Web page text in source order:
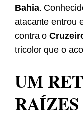
Bahia.
atacante entrou
contra o
tricolor que o
UM
RAÍZES